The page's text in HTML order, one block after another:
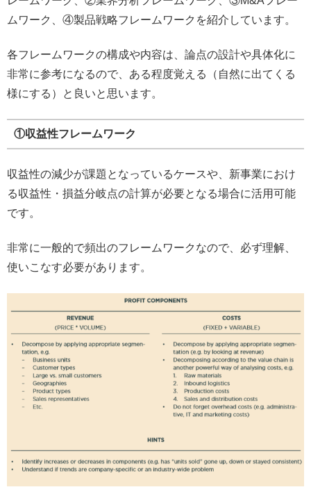
ムワーク、④製品戦略フレームワークを紹介しています。
各フレームワークの構成や内容は、論点の設計や具体化に
非常に参考になるので、ある程度覚える（自然に出てくる
様にする）と良いと思います。
①収益性フレームワーク
収益性の減少が課題となっているケースや、新事業におけ
る収益性・損益分岐点の計算が必要となる場合に活用可能
です。
非常に一般的で頻出のフレームワークなので、必ず理解、
使いこなす必要があります。